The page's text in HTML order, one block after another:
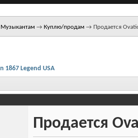
Музыкантам → Куплю/продам → Продается
1867 Legend USA
Продается